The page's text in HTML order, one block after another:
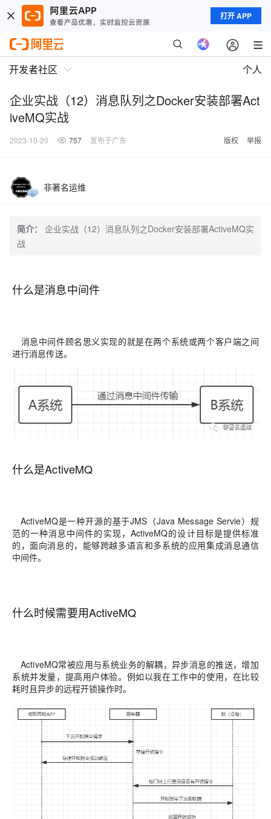
打开 APP
开发者社区 个人
企业实战（12）消息队列之Docker安装部署Act
iveMQ实战
2023-10-20 757 发布于广东 版权 举报
非著名运维
简介：
企业实战（12）消息队列之Docker安装部署ActiveMQ实
战
什么是消息中间件
消息中间件顾名思义实现的就是在两个系统或两个客户端之间
进行消息传送。
什么是ActiveMQ
ActiveMQ是一种开源的基于JMS（Java Message Servie）规
范的一种消息中间件的实现，ActiveMQ的设计目标是提供标准
的，面向消息的，能够跨越多语言和多系统的应用集成消息通信
中间件。
什么时候需要用ActiveMQ
ActiveMQ常被应用与系统业务的解耦，异步消息的推送，增加
系统并发量，提高用户体验。例如以我在工作中的使用，在比较
耗时且异步的远程开锁操作时。